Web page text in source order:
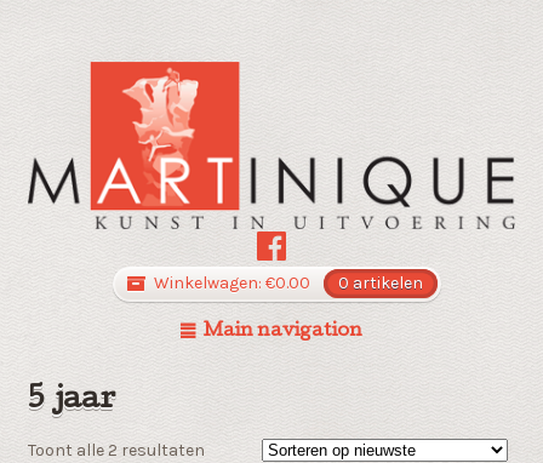
Winkelwagen: €0.00 0 artikelen
Main navigation
5 jaar
Toont alle 2 resultatenGesorteerd